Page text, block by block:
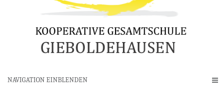
NAVIGATION EINBLENDEN